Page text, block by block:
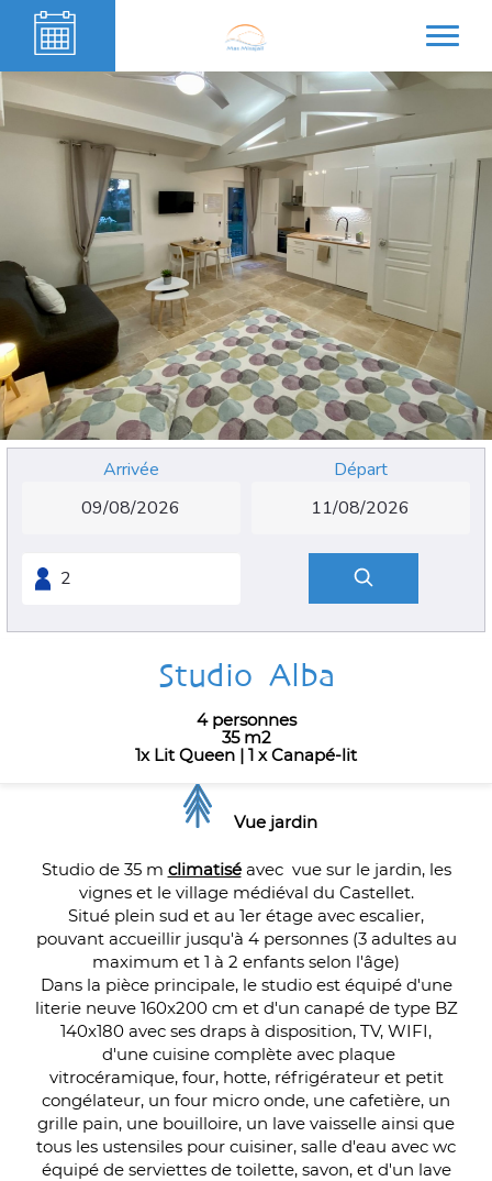
Arrivée Départ
Studio Alba
4 personnes
35 m2
1x Lit Queen | 1 x Canapé-lit
Vue jardin
Studio de 35 m climatiséavec vue sur le jardin, les
vignes et le village médiéval du Castellet.
Situé plein sud et au 1er étage avec escalier,
pouvant accueillir jusqu'à 4 personnes (3 adultes au
maximum et 1 à 2 enfants selon l'âge)
Dans la pièce principale, le studio est équipé d'une
literie neuve 160x200 cm et d'un canapé de type BZ
140x180 avec ses draps à disposition, TV, WIFI,
d'une cuisine complète avec plaque
vitrocéramique, four, hotte, réfrigérateur et petit
congélateur, un four micro onde, une cafetière, un
grille pain, une bouilloire, un lave vaisselle ainsi que
tous les ustensiles pour cuisiner, salle d'eau avec wc
équipé de serviettes de toilette, savon, et d'un lave